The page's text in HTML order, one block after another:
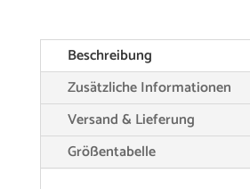
Beschreibung
Zusätzliche Informationen
Versand & Lieferung
Größentabelle